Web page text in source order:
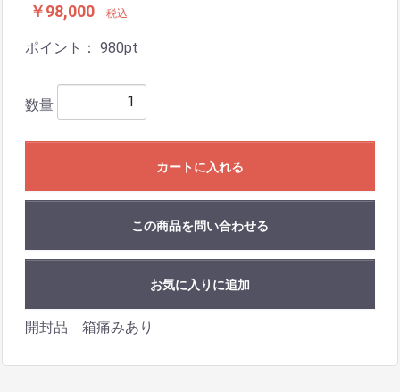
￥98,000 税込
ポイント： 980pt
数量
カートに入れる
この商品を問い合わせる
お気に入りに追加
開封品 箱痛みあり